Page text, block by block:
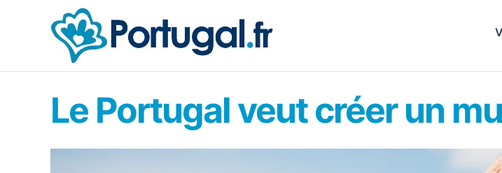
Le Portugal veut créer un